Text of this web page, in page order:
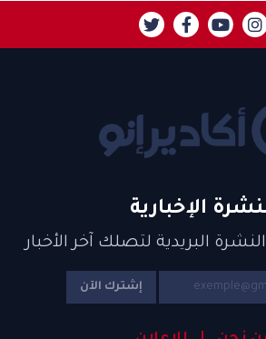
الإخبارية
البريدية لتصلك آخر الأخبار
إشترك الآن